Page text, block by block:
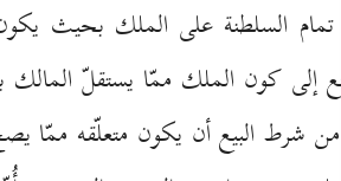
تمام السلطنة على الملك بحيث
إلى كون الملك ممّا يستقلّ
شرط البيع أن يكون متعلّقه ممّا